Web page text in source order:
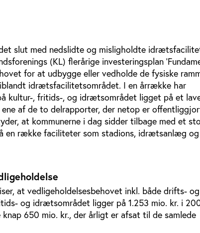
slut med nedslidte og misligholdte
(KL) flerårige investeringsplan
for at udbygge eller vedholde de fysiske
idrætsfacilitetsområdet. I en årrække har
kultur-, fritids-, og idrætsområdet ligget på et
af de to delrapporter, der netop er
at kommunerne i dag sidder tilbage med et
en række faciliteter som stadions, idrætsanlæg og
at vedligeholdelsesbehovet inkl. både drifts- og
og idrætsområdet ligger på 1.253 mio. kr. i
650 mio. kr., der årligt er afsat til de samlede